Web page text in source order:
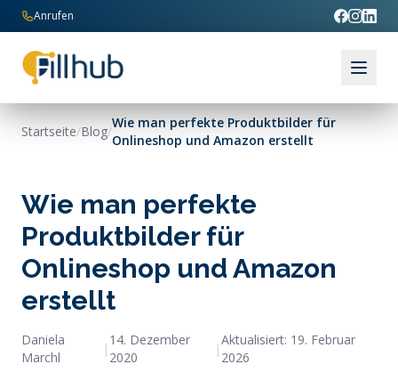
Zum Inhalt springen
Anrufen
Startseite/Blog/
Wie man perfekte Produktbilder für
Onlineshop und Amazon erstellt
Wie man perfekte
Produktbilder für
Onlineshop und Amazon
erstellt
Daniela
Marchl
|
14. Dezember
2020
|
Aktualisiert: 19. Februar
2026